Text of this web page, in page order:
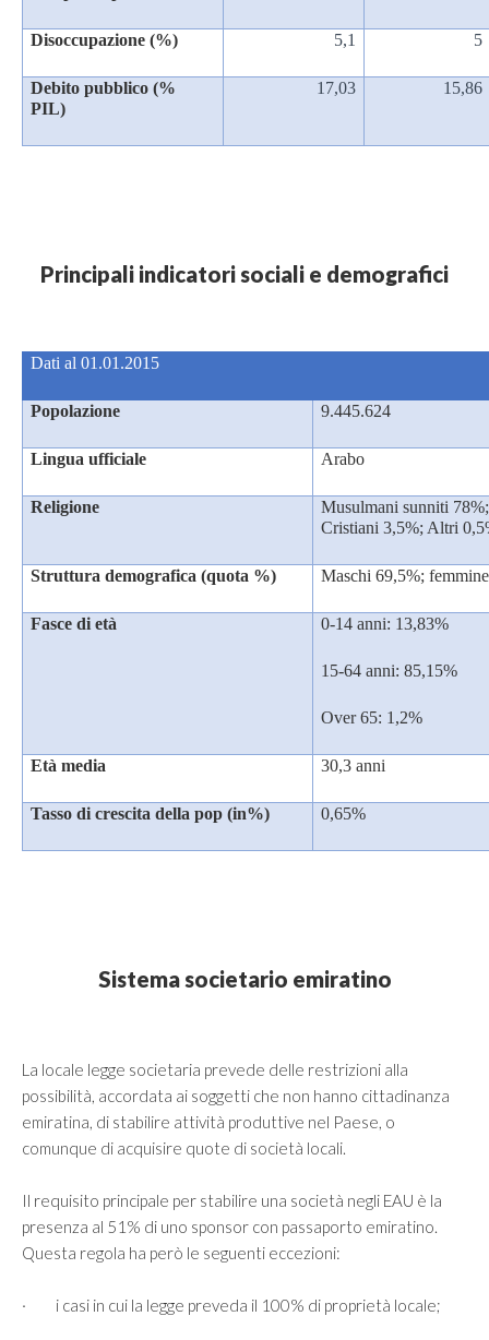
Disoccupazione (%) 5,1 5
Debito pubblico (%
PIL)
17,03 15,86
Principali indicatori sociali e demografici
Dati al 01.01.2015
Popolazione 9.445.624
Lingua ufficiale Arabo
Religione
Musulmani sunniti
Cristiani 3,5%; Altri
Struttura demografica (quota %) Maschi 69,5%;
Fasce di età 0-14 anni: 13,83%
15-64 anni: 85,15%
Over 65: 1,2%
Età media 30,3 anni
Tasso di crescita della pop (in%) 0,65%
Sistema societario emiratino
La locale legge societaria prevede delle restrizioni alla
possibilità, accordata ai soggetti che non hanno cittadinanza
emiratina, di stabilire attività produttive nel Paese, o
comunque di acquisire quote di società locali.
Il requisito principale per stabilire una società negli EAU è la
presenza al 51% di uno sponsor con passaporto emiratino.
Questa regola ha però le seguenti eccezioni:
· i casi in cui la legge preveda il 100% di proprietà locale;